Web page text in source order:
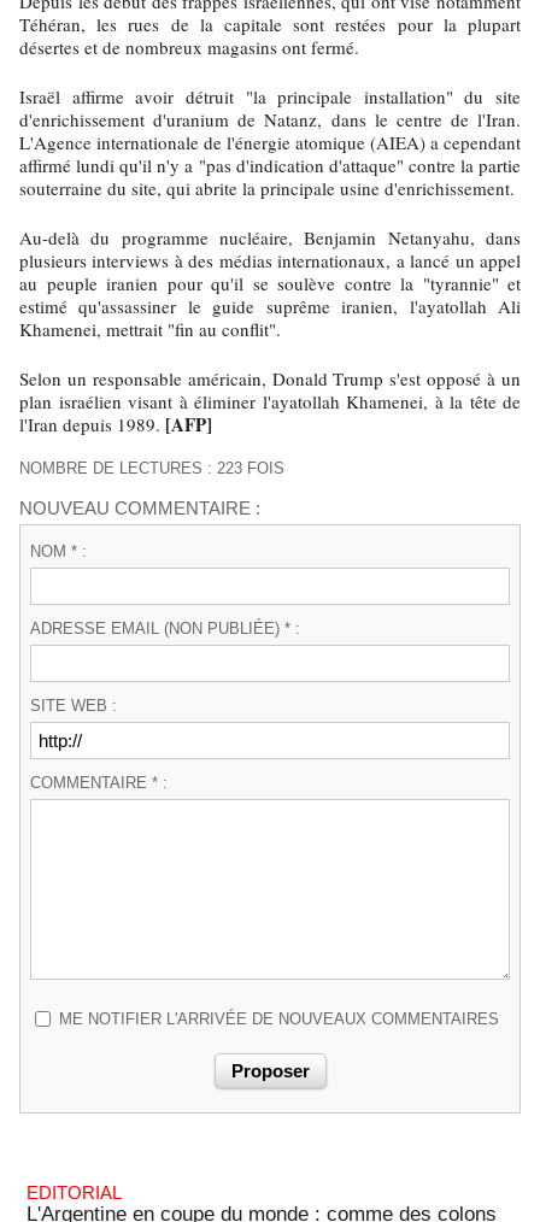
Téhéran, les rues de la capitale sont restées pour la plupart
désertes et de nombreux magasins ont fermé.
Israël affirme avoir détruit "la principale installation" du site
d'enrichissement d'uranium de Natanz, dans le centre de l'Iran.
L'Agence internationale de l'énergie atomique (AIEA) a cependant
affirmé lundi qu'il n'y a "pas d'indication d'attaque" contre la partie
souterraine du site, qui abrite la principale usine d'enrichissement.
Au-delà du programme nucléaire, Benjamin Netanyahu, dans
plusieurs interviews à des médias internationaux, a lancé un appel
au peuple iranien pour qu'il se soulève contre la "tyrannie" et
estimé qu'assassiner le guide suprême iranien, l'ayatollah Ali
Khamenei, mettrait "fin au conflit".
Selon un responsable américain, Donald Trump s'est opposé à un
plan israélien visant à éliminer l'ayatollah Khamenei, à la tête de
l'Iran depuis 1989. [AFP]
NOMBRE DE LECTURES : 223 FOIS
NOUVEAU COMMENTAIRE :
NOM * :
ADRESSE EMAIL (NON PUBLIÉE) * :
SITE WEB :
COMMENTAIRE * :
ME NOTIFIER L'ARRIVÉE DE NOUVEAUX COMMENTAIRES
EDITORIAL
L'Argentine en coupe du monde : comme des colons